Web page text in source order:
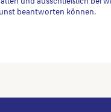
beantworten können.